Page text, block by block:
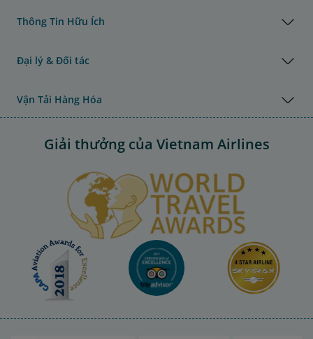
Thông Tin Hữu Ích
Đại lý & Đối tác
Vận Tải Hàng Hóa
Giải thưởng của Vietnam Airlines